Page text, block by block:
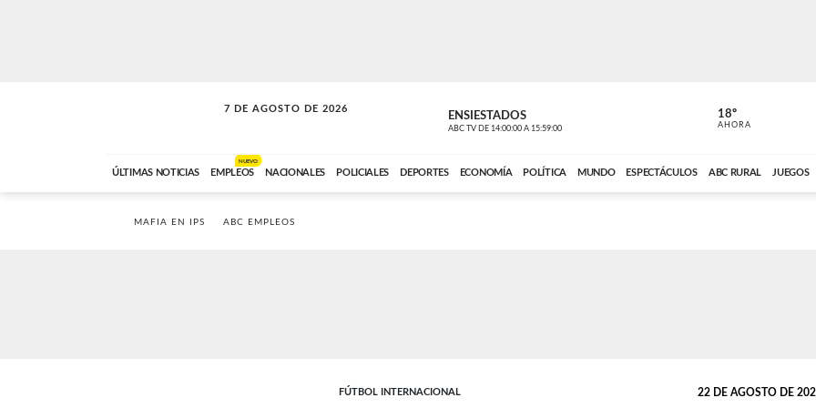
7 DE AGOSTO DE 2026
VITAMINAS ENSIESTADOS
ABC TV DE 14:00:00 A 15:59:00 ABC CARDINAL
18º
AHORA
ÚLTIMAS NOTICIAS EMPLEOS
NUEVO
NACIONALES POLICIALES DEPORTES ECONOMÍA POLÍTICA MUNDO ESPECTÁCULOS ABC RURAL JUEGOS
MAFIA EN IPS ABC EMPLEOS
FÚTBOL INTERNACIONAL 22 DE AGOSTO DE